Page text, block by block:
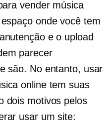
vender música
onde você tem
e o upload
parecer
são. No entanto, usar
online tem suas
dois motivos pelos
usar um site: